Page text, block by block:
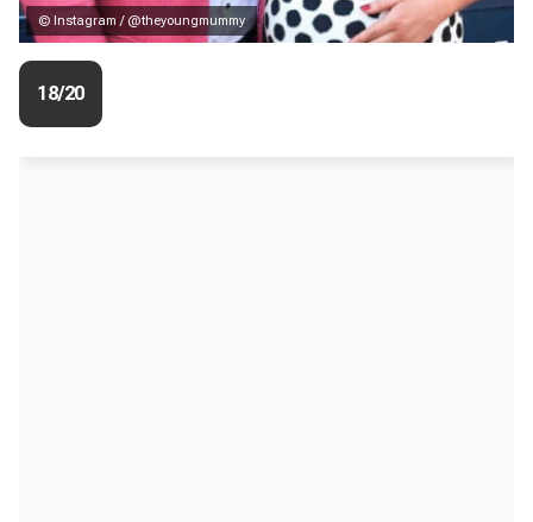
© Instagram / @theyoungmummy
18/20